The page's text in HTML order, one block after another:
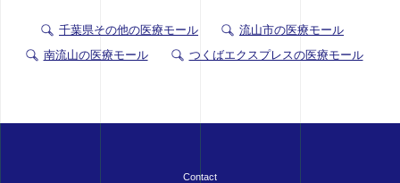
千葉県その他の医療モール
流山市の医療モール
南流山の医療モール
つくばエクスプレスの医療モール
Contact